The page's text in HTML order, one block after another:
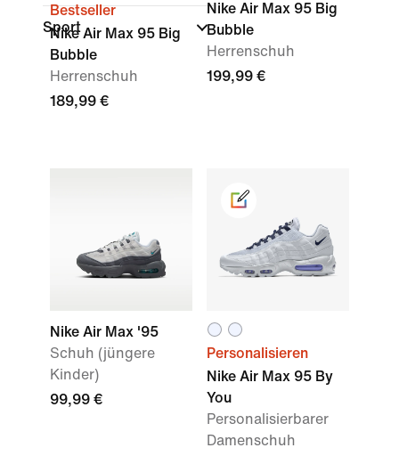
Sport
Bestseller
Nike Air Max 95 Big
Bubble
Herrenschuh
189,99 €
Nike Air Max 95 Big
Bubble
Herrenschuh
199,99 €
Nike Air Max '95
Schuh (jüngere
Kinder)
99,99 €
Personalisieren
Nike Air Max 95 By
You
Personalisierbarer
Damenschuh